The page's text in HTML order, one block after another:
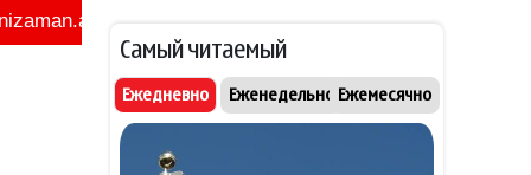
установлен мир
09:56
ABC узнал о снятии с
должности
Самый читаемый
Ежедневно Еженедельно Ежемесячно